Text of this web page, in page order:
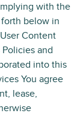
with the
below in
Content
and
into this
You agree
lease,